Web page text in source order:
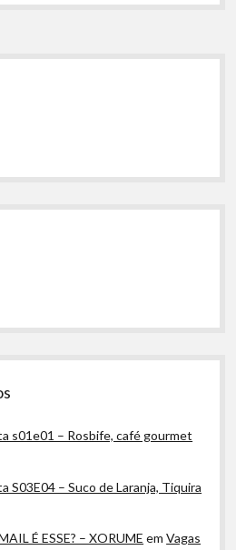
s01e01 – Rosbife, café gourmet
S03E04 – Suco de Laranja, Tiquira
É ESSE? – XORUME emVagas